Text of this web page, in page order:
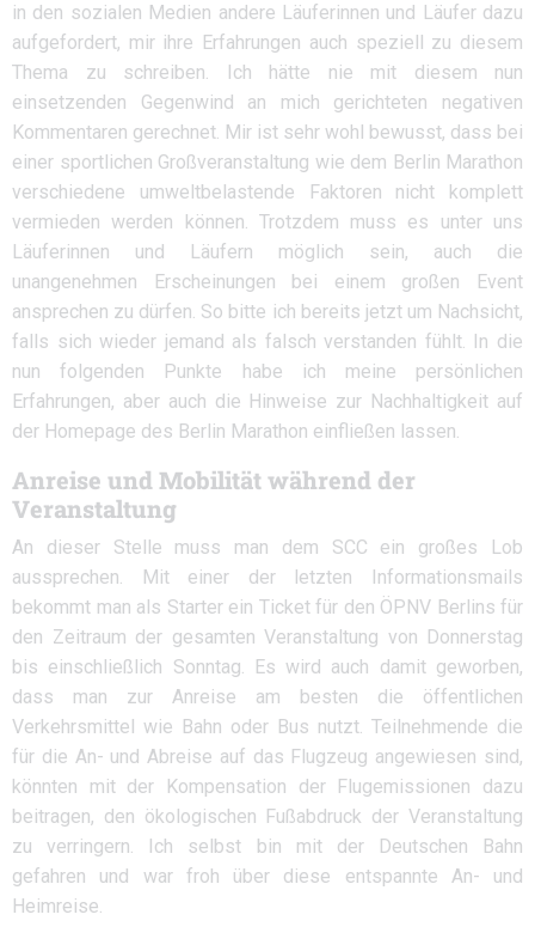
in den sozialen Medien andere Läuferinnen und Läufer dazu
aufgefordert, mir ihre Erfahrungen auch speziell zu diesem
Thema zu schreiben. Ich hätte nie mit diesem nun
einsetzenden Gegenwind an mich gerichteten negativen
Kommentaren gerechnet. Mir ist sehr wohl bewusst, dass bei
einer sportlichen Großveranstaltung wie dem Berlin Marathon
verschiedene umweltbelastende Faktoren nicht komplett
vermieden werden können. Trotzdem muss es unter uns
Läuferinnen und Läufern möglich sein, auch die
unangenehmen Erscheinungen bei einem großen Event
ansprechen zu dürfen. So bitte ich bereits jetzt um Nachsicht,
falls sich wieder jemand als falsch verstanden fühlt. In die
nun folgenden Punkte habe ich meine persönlichen
Erfahrungen, aber auch die Hinweise zur Nachhaltigkeit auf
der Homepage des Berlin Marathon einfließen lassen.
Anreise und Mobilität während der
Veranstaltung
An dieser Stelle muss man dem SCC ein großes Lob
aussprechen. Mit einer der letzten Informationsmails
bekommt man als Starter ein Ticket für den ÖPNV Berlins für
den Zeitraum der gesamten Veranstaltung von Donnerstag
bis einschließlich Sonntag. Es wird auch damit geworben,
dass man zur Anreise am besten die öffentlichen
Verkehrsmittel wie Bahn oder Bus nutzt. Teilnehmende die
für die An- und Abreise auf das Flugzeug angewiesen sind,
könnten mit der Kompensation der Flugemissionen dazu
beitragen, den ökologischen Fußabdruck der Veranstaltung
zu verringern. Ich selbst bin mit der Deutschen Bahn
gefahren und war froh über diese entspannte An- und
Heimreise.